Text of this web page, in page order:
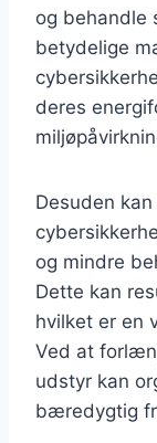
og
betydelige
deres
Desuden
og mindre
Dette kan
hvilket er en
Ved at
udstyr kan
bæredygtig